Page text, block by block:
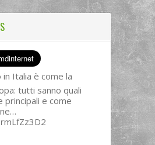
in Italia è come la
tutti sanno quali
principali e come